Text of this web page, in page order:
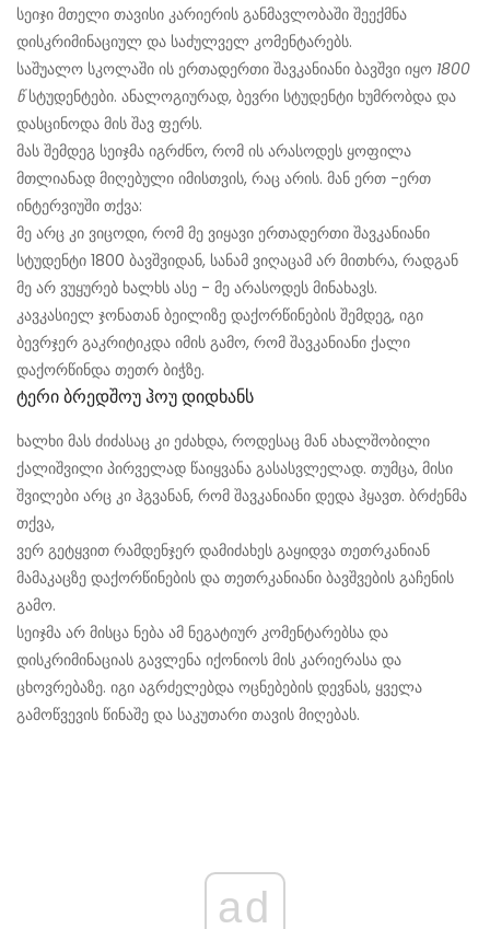
სეიჯი მთელი თავისი კარიერის განმავლობაში შეექმნა
დისკრიმინაციულ და საძულველ კომენტარებს.
საშუალო სკოლაში ის ერთადერთი შავკანიანი ბავშვი იყო 1800
წსტუდენტები. ანალოგიურად, ბევრი სტუდენტი ხუმრობდა და
დასცინოდა მის შავ ფერს.
მას შემდეგ სეიჯმა იგრძნო, რომ ის არასოდეს ყოფილა
მთლიანად მიღებული იმისთვის, რაც არის. მან ერთ -ერთ
ინტერვიუში თქვა:
მე არც კი ვიცოდი, რომ მე ვიყავი ერთადერთი შავკანიანი
სტუდენტი 1800 ბავშვიდან, სანამ ვიღაცამ არ მითხრა, რადგან
მე არ ვუყურებ ხალხს ასე - მე არასოდეს მინახავს.
კავკასიელ ჯონათან ბეილიზე დაქორწინების შემდეგ, იგი
ბევრჯერ გაკრიტიკდა იმის გამო, რომ შავკანიანი ქალი
დაქორწინდა თეთრ ბიჭზე.
Ტერი Ბრედშოუ Ჰოუ Დიდხანს
ხალხი მას ძიძასაც კი ეძახდა, როდესაც მან ახალშობილი
ქალიშვილი პირველად წაიყვანა გასასვლელად. თუმცა, მისი
შვილები არც კი ჰგვანან, რომ შავკანიანი დედა ჰყავთ. ბრძენმა
თქვა,
ვერ გეტყვით რამდენჯერ დამიძახეს გაყიდვა თეთრკანიან
მამაკაცზე დაქორწინების და თეთრკანიანი ბავშვების გაჩენის
გამო.
სეიჯმა არ მისცა ნება ამ ნეგატიურ კომენტარებსა და
დისკრიმინაციას გავლენა იქონიოს მის კარიერასა და
ცხოვრებაზე. იგი აგრძელებდა ოცნებების დევნას, ყველა
გამოწვევის წინაშე და საკუთარი თავის მიღებას.
ad